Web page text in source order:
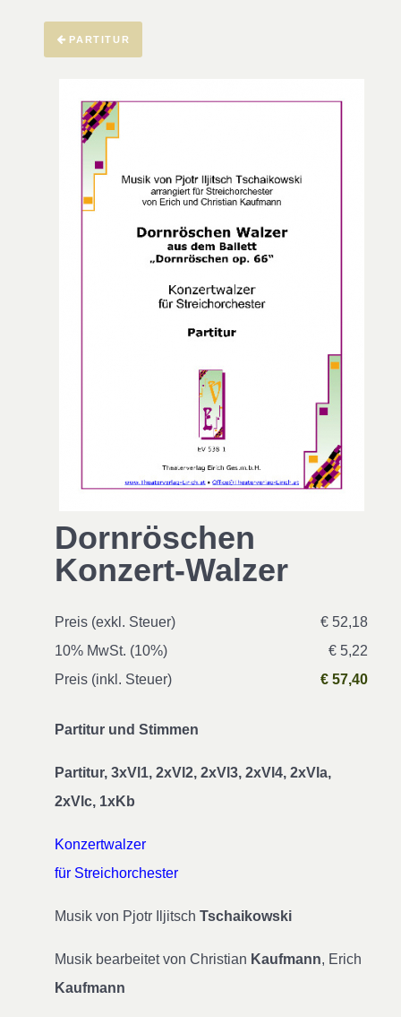
PARTITUR
Dornröschen
Konzert-Walzer
Preis (exkl. Steuer)
€ 52,18
10% MwSt. (10%)
€ 5,22
Preis (inkl. Steuer)
€ 57,40
Partitur und Stimmen
Partitur, 3xVl1, 2xVl2, 2xVl3, 2xVl4, 2xVla,
2xVlc, 1xKb
Konzertwalzer
für Streichorchester
Musik von Pjotr Iljitsch Tschaikowski
Musik bearbeitet von Christian Kaufmann, Erich
Kaufmann